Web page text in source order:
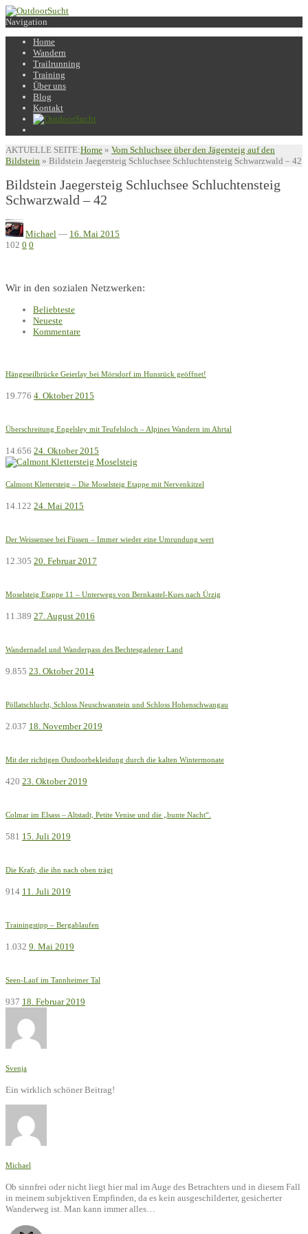
Navigation
Home
Wandern
Trailrunning
Training
Über uns
Blog
Kontakt
AKTUELLE SEITE:Home » Vom Schluchsee über den Jägersteig auf den
Bildstein » Bildstein Jaegersteig Schluchsee Schluchtensteig Schwarzwald – 42
Bildstein Jaegersteig Schluchsee Schluchtensteig
Schwarzwald – 42
Michael — 16. Mai 2015
102 0 0
Wir in den sozialen Netzwerken:
Beliebteste
Neueste
Kommentare
Hängeseilbrücke Geierlay bei Mörsdorf im Hunsrück geöffnet!
19.776 4. Oktober 2015
Überschreitung Engelsley mit Teufelsloch – Alpines Wandern im Ahrtal
14.656 24. Oktober 2015
Calmont Klettersteig – Die Moselsteig Etappe mit Nervenkitzel
14.122 24. Mai 2015
Der Weissensee bei Füssen – Immer wieder eine Umrundung wert
12.305 20. Februar 2017
Moselsteig Etappe 11 – Unterwegs von Bernkastel-Kues nach Ürzig
11.389 27. August 2016
Wandernadel und Wanderpass des Bechtesgadener Land
9.855 23. Oktober 2014
Pöllatschlucht, Schloss Neuschwanstein und Schloss Hohenschwangau
2.037 18. November 2019
Mit der richtigen Outdoorbekleidung durch die kalten Wintermonate
420 23. Oktober 2019
Colmar im Elsass – Altstadt, Petite Venise und die „bunte Nacht“.
581 15. Juli 2019
Die Kraft, die ihn nach oben trägt
914 11. Juli 2019
Trainingstipp – Bergablaufen
1.032 9. Mai 2019
Seen-Lauf im Tannheimer Tal
937 18. Februar 2019
Svenja
Ein wirklich schöner Beitrag!
Michael
Ob sinnfrei oder nicht liegt hier mal im Auge des Betrachters und in diesem Fall
in meinem subjektiven Empfinden, da es kein ausgeschilderter, gesicherter
Wanderweg ist. Man kann immer alles…